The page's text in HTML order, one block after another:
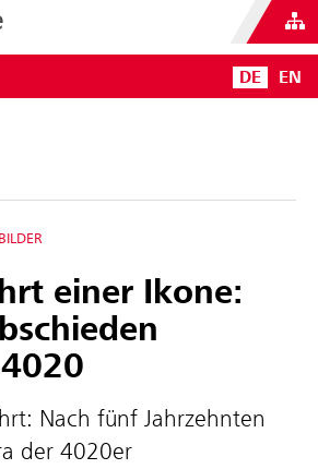
DE EN
einer Ikone:
Nach fünf Jahrzehnten
der 4020er